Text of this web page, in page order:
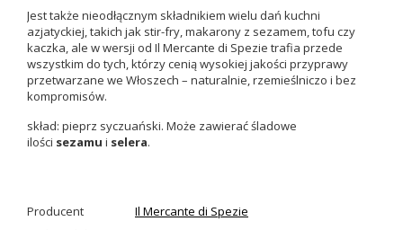
Jest także nieodłącznym składnikiem wielu dań kuchni
azjatyckiej, takich jak stir-fry, makarony z sezamem, tofu czy
kaczka, ale w wersji od Il Mercante di Spezie trafia przede
wszystkim do tych, którzy cenią wysokiej jakości przyprawy
przetwarzane we Włoszech – naturalnie, rzemieślniczo i bez
kompromisów.
skład: pieprz syczuański. Może zawierać śladowe
ilości sezamu i selera.
Producent
Il Mercante di Spezie